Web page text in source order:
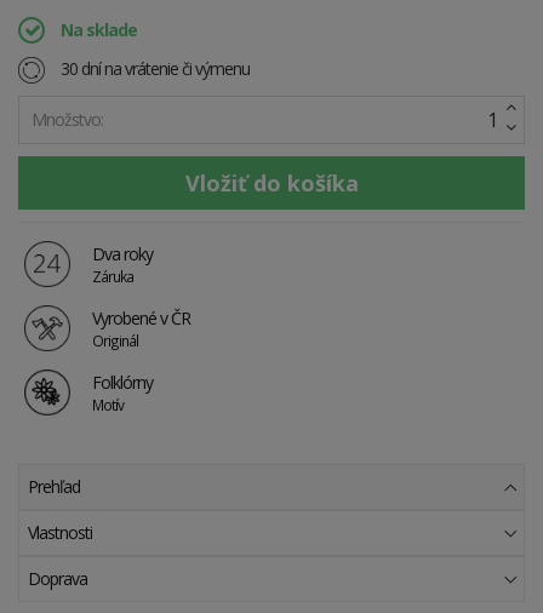
Na sklade
30 dní na vrátenie či výmenu
Množstvo:
Dva roky
Záruka
Vyrobené v ČR
Originál
Folklórny
Motív
Prehľad
Vlastnosti
Doprava